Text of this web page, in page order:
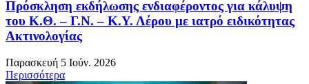
Πρόσκληση εκδήλωσης ενδιαφέροντος για κάλυψη
του Κ.Θ. – Γ.Ν. – Κ.Υ. Λέρου με ιατρό ειδικότητας
Ακτινολογίας
Παρασκευή 5 Ιούν. 2026
Περισσότερα